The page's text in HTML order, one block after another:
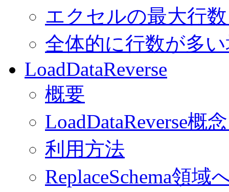
エクセルの最大行
全体的に行数が多
LoadDataReverse
概要
LoadDataReverse概
利用方法
ReplaceSchema領域